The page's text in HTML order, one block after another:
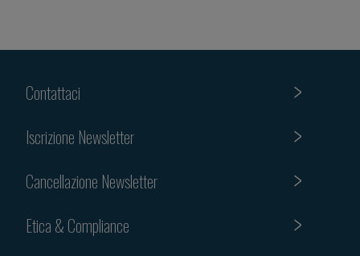
Contattaci
Iscrizione Newsletter
Cancellazione Newsletter
Etica & Compliance